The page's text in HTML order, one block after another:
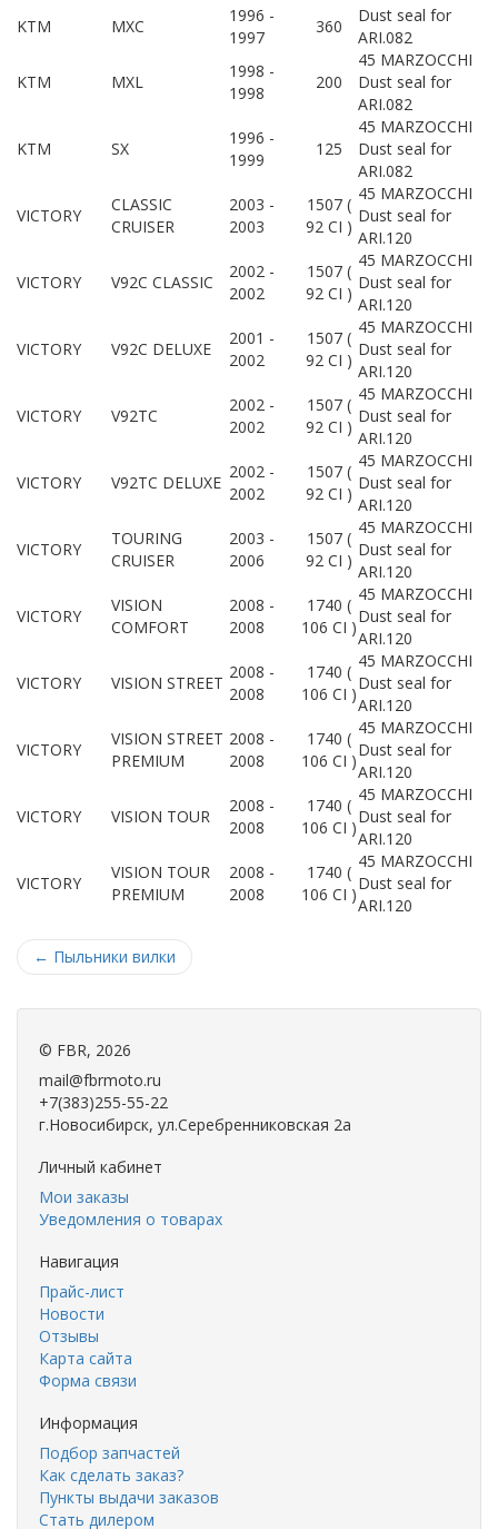
KTM
MXC
1996 -
1997
360
Dust seal for
ARI.082
KTM MXL
1998 -
1998
200
45 MARZOCCHI
Dust seal for
ARI.082
KTM SX
1996 -
1999
125
45 MARZOCCHI
Dust seal for
ARI.082
VICTORY
CLASSIC
CRUISER
2003 -
2003
1507 (
92 CI )
45 MARZOCCHI
Dust seal for
ARI.120
VICTORY V92C CLASSIC
2002 -
2002
1507 (
92 CI )
45 MARZOCCHI
Dust seal for
ARI.120
VICTORY V92C DELUXE
2001 -
2002
1507 (
92 CI )
45 MARZOCCHI
Dust seal for
ARI.120
VICTORY V92TC
2002 -
2002
1507 (
92 CI )
45 MARZOCCHI
Dust seal for
ARI.120
VICTORY V92TC DELUXE
2002 -
2002
1507 (
92 CI )
45 MARZOCCHI
Dust seal for
ARI.120
VICTORY
TOURING
CRUISER
2003 -
2006
1507 (
92 CI )
45 MARZOCCHI
Dust seal for
ARI.120
VICTORY
VISION
COMFORT
2008 -
2008
1740 (
106 CI )
45 MARZOCCHI
Dust seal for
ARI.120
VICTORY VISION STREET
2008 -
2008
1740 (
106 CI )
45 MARZOCCHI
Dust seal for
ARI.120
VICTORY
VISION STREET
PREMIUM
2008 -
2008
1740 (
106 CI )
45 MARZOCCHI
Dust seal for
ARI.120
VICTORY VISION TOUR
2008 -
2008
1740 (
106 CI )
45 MARZOCCHI
Dust seal for
ARI.120
VICTORY
VISION TOUR
PREMIUM
2008 -
2008
1740 (
106 CI )
45 MARZOCCHI
Dust seal for
ARI.120
← Пыльники вилки
© FBR, 2026
mail@fbrmoto.ru
+7(383)255-55-22
г.Новосибирск, ул.Серебренниковская 2а
Личный кабинет
Мои заказы
Уведомления о товарах
Навигация
Прайс-лист
Новости
Отзывы
Карта сайта
Форма связи
Информация
Подбор запчастей
Как сделать заказ?
Пункты выдачи заказов
Стать дилером